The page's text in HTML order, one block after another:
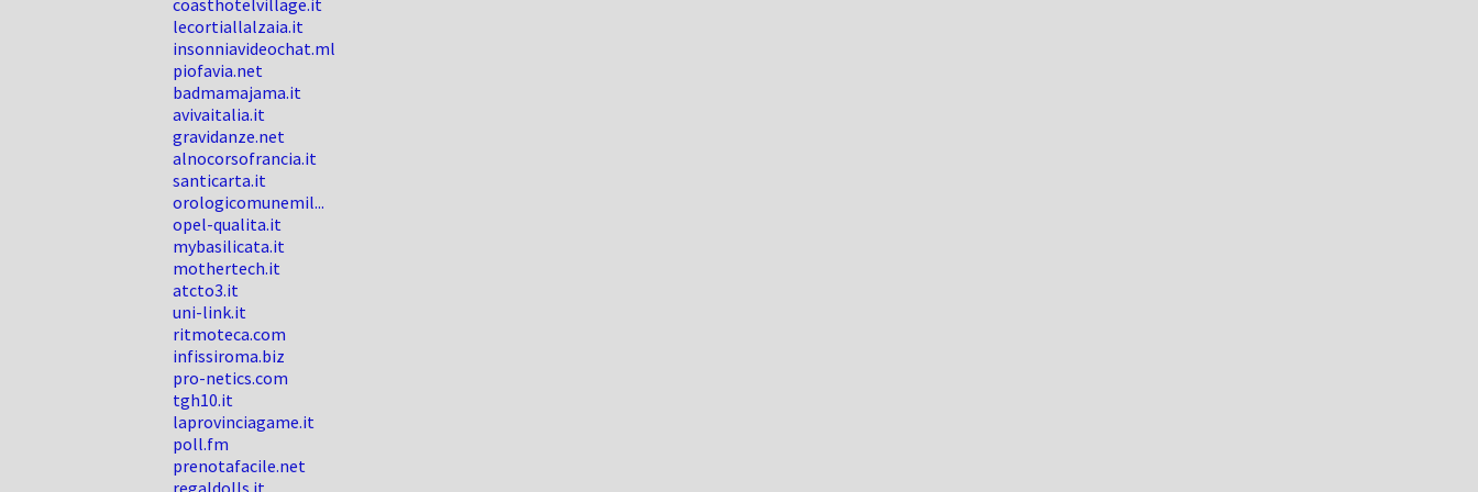
coasthotelvillage.it
lecortiallalzaia.it
insonniavideochat.ml
piofavia.net
badmamajama.it
avivaitalia.it
gravidanze.net
alnocorsofrancia.it
santicarta.it
orologicomunemil...
opel-qualita.it
mybasilicata.it
mothertech.it
atcto3.it
uni-link.it
ritmoteca.com
infissiroma.biz
pro-netics.com
tgh10.it
laprovinciagame.it
poll.fm
prenotafacile.net
regaldolls.it